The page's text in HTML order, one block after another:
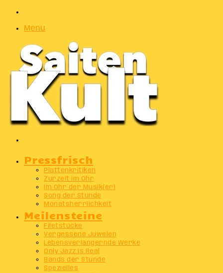
Menu
Pressfrisch
Plattenkritiken
Zurzeit im Ohr
Im Ohr der Musik(er)
Song der Stunde
Monatsherrlichkeit
Meilensteine
Filetstücke
Vergessene Juwelen
Lebensverlängernde Werke
Only Jazz Is Real
Bands der Stunde
Spezielles